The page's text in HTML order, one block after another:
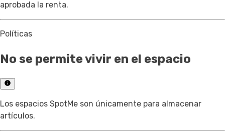
aprobada la renta.
Políticas
No se permite vivir en el espacio
Los espacios SpotMe son únicamente para almacenar
artículos.